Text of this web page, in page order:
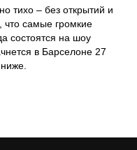
тихо – без открытий и
что самые громкие
состоятся на шоу
в Барселоне 27